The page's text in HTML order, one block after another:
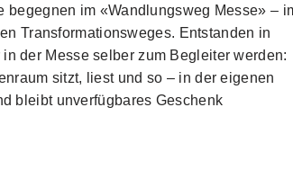
im «Wandlungsweg Messe» –
Transformationsweges. Entstanden in
der Messe selber zum Begleiter werden:
sitzt, liest und so – in der eigenen
bleibt unverfügbares Geschenk